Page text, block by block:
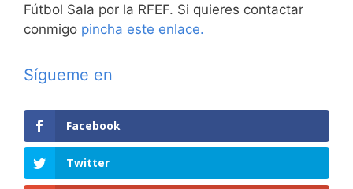
Fútbol Sala por la RFEF. Si quieres contactar
conmigo pincha este enlace.
Sígueme en
Facebook
Twitter